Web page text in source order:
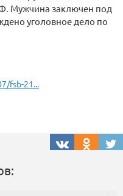
Мужчина заключен под
уголовное дело по
fsb-21...